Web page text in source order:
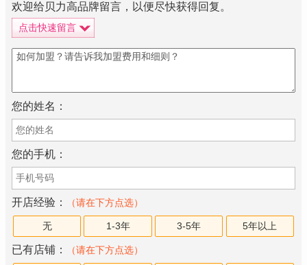
欢迎给贝力高品牌留言，以便尽快获得回复。
点击快速留言
您的姓名：
您的手机：
开店经验： （请在下方点选）
无 1-3年 3-5年 5年以上
已有店铺： （请在下方点选）